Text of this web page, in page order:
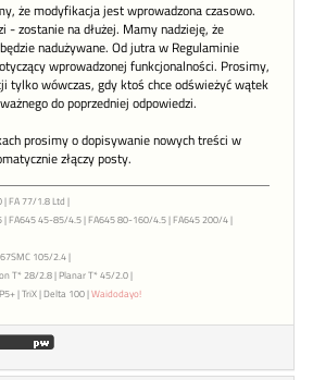
że modyfikacja jest wprowadzona czasowo.
- zostanie na dłużej. Mamy nadzieję, że
nadużywane. Od jutra w Regulaminie
wprowadzonej funkcjonalności. Prosimy,
tylko wówczas, gdy ktoś chce odświeżyć wątek
do poprzedniej odpowiedzi.
prosimy o dopisywanie nowych treści w
złączy posty.
| FA 77/1.8 Ltd |
| FA645 45-85/4.5 | FA645 80-160/4.5 | FA645 200/4 |
105/2.4 |
T* 28/2.8 | Planar T* 45/2.0 |
| TriX | Delta 100 |Waidodayo!